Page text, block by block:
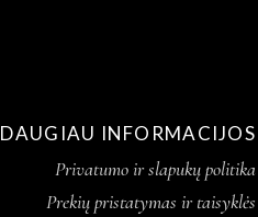
DAUGIAU INFORMACIJOS
Privatumo ir slapukų politika
Prekių pristatymas ir taisyklės